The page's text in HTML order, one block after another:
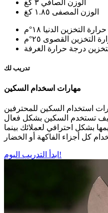
الوزن الصافي ٣ كغ
الوزن المصفى ١.٨٥ كغ
التخزين الدنيا ١٨°م
التخزين القصوى ٢٥°م
درجة حرارة الغرفة
تدريب لك
مهارات اسخدام السكين
استخدام السكين للمحترفين
كيف تستخدم السكين بشكل فعال
بشكل احترافي لعملائك بينما
ابدأ التدريب اليوم!